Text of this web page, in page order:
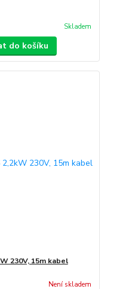
Skladem
do košíku
230V, 15m kabel
Není skladem